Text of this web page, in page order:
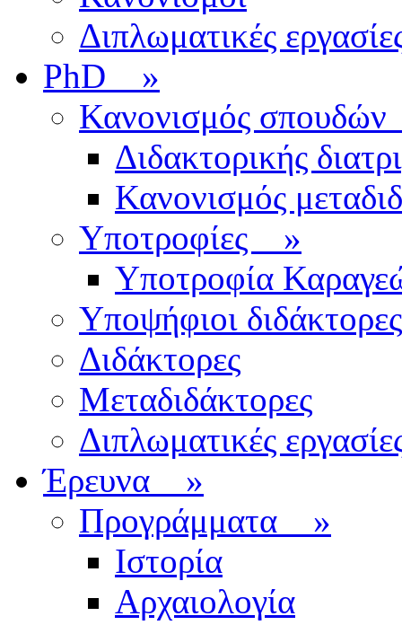
Διπλωματικές
PhD »
Κανονισμός
Διδακτορικής
Κανονισμός
Υποτροφίες »
Υποτροφία
Υποψήφιοι διδάκτορες
Διδάκτορες
Μεταδιδάκτορες
Διπλωματικές
Έρευνα »
Προγράμματα »
Ιστορία
Αρχαιολογία